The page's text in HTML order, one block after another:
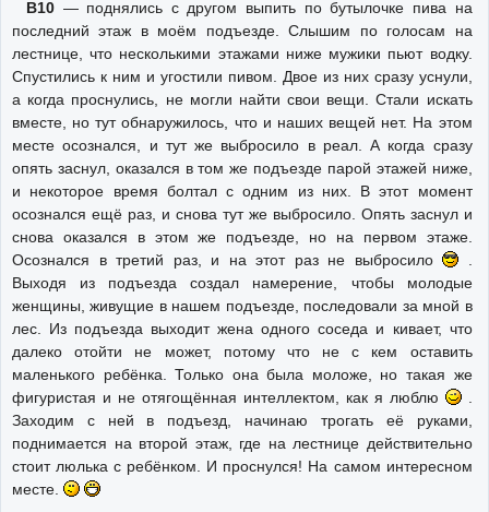
В10— поднялись с другом выпить по бутылочке пива на
последний этаж в моём подъезде. Слышим по голосам на
лестнице, что несколькими этажами ниже мужики пьют водку.
Спустились к ним и угостили пивом. Двое из них сразу уснули,
а когда проснулись, не могли найти свои вещи. Стали искать
вместе, но тут обнаружилось, что и наших вещей нет. На этом
месте осознался, и тут же выбросило в реал. А когда сразу
опять заснул, оказался в том же подъезде парой этажей ниже,
и некоторое время болтал с одним из них. В этот момент
осознался ещё раз, и снова тут же выбросило. Опять заснул и
снова оказался в этом же подъезде, но на первом этаже.
Осознался в третий раз, и на этот раз не выбросило
.
Выходя из подъезда создал намерение, чтобы молодые
женщины, живущие в нашем подъезде, последовали за мной в
лес. Из подъезда выходит жена одного соседа и кивает, что
далеко отойти не может, потому что не с кем оставить
маленького ребёнка. Только она была моложе, но такая же
фигуристая и не отягощённая интеллектом, как я люблю
.
Заходим с ней в подъезд, начинаю трогать её руками,
поднимается на второй этаж, где на лестнице действительно
стоит люлька с ребёнком. И проснулся! На самом интересном
месте.